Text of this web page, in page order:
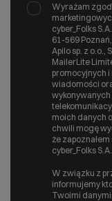
Wyrażam
cyber_Folks
61-569 Poznań,
Apilo sp. z o.o.,
MailerLite
promocyjnych
wiadomości
moich danych
chwili mogę
że
cyber_Folks S.A.
W związku z
informujemy
Twoimi danymi: